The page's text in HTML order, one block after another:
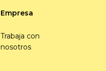
Empresa
Trabaja con
nosotros